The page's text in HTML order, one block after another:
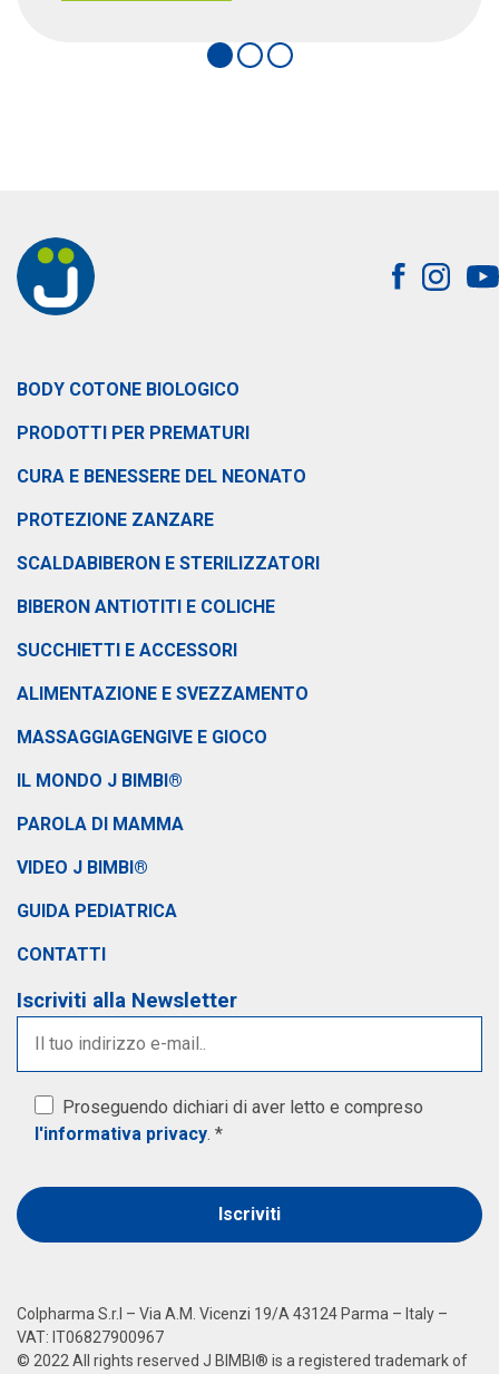
BODY COTONE BIOLOGICO
PRODOTTI PER PREMATURI
CURA E BENESSERE DEL NEONATO
PROTEZIONE ZANZARE
SCALDABIBERON E STERILIZZATORI
BIBERON ANTIOTITI E COLICHE
SUCCHIETTI E ACCESSORI
ALIMENTAZIONE E SVEZZAMENTO
MASSAGGIAGENGIVE E GIOCO
IL MONDO J BIMBI®
PAROLA DI MAMMA
VIDEO J BIMBI®
GUIDA PEDIATRICA
CONTATTI
Iscriviti alla Newsletter
Proseguendo dichiari di aver letto e compreso
l'informativa privacy. *
Colpharma S.r.l – Via A.M. Vicenzi 19/A 43124 Parma – Italy –
VAT: IT06827900967
© 2022 All rights reserved J BIMBI® is a registered trademark of